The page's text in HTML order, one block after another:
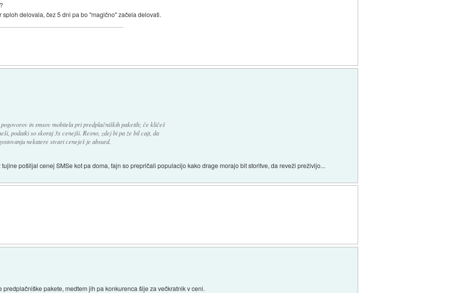
delovala, čez 5 dni pa bo "magično" začela delovati.
in smsov mobitela pri predplačniških paketih; če kličeš
podatki so skoraj 3x cenejši. Resno, zdej bi pa že bil cajt, da
nekatere stvari ceneješ je absurd.
pošiljal cenej SMSe kot pa doma, fajn so prepričali populacijo kako drage morajo bit storitve, da reveži preživijo...
pakete, medtem jih pa konkurenca šije za večkratnik v ceni.